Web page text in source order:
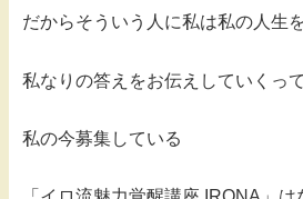
だからそういう人に私は私の人生
私なりの答えをお伝えしていくっ
私の今募集している